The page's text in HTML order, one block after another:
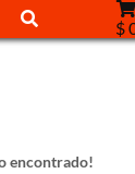
$
encontrado!